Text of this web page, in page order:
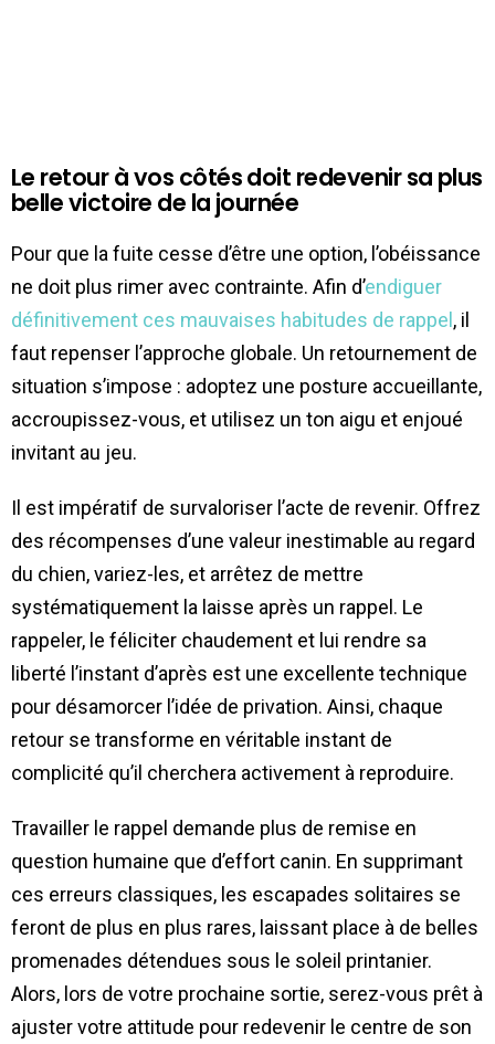
Le retour à vos côtés doit redevenir sa plus
belle victoire de la journée
Pour que la fuite cesse d’être une option, l’obéissance
ne doit plus rimer avec contrainte. Afin d’endiguer
définitivement ces mauvaises habitudes de rappel, il
faut repenser l’approche globale. Un retournement de
situation s’impose : adoptez une posture accueillante,
accroupissez-vous, et utilisez un ton aigu et enjoué
invitant au jeu.
Il est impératif de survaloriser l’acte de revenir. Offrez
des récompenses d’une valeur inestimable au regard
du chien, variez-les, et arrêtez de mettre
systématiquement la laisse après un rappel. Le
rappeler, le féliciter chaudement et lui rendre sa
liberté l’instant d’après est une excellente technique
pour désamorcer l’idée de privation. Ainsi, chaque
retour se transforme en véritable instant de
complicité qu’il cherchera activement à reproduire.
Travailler le rappel demande plus de remise en
question humaine que d’effort canin. En supprimant
ces erreurs classiques, les escapades solitaires se
feront de plus en plus rares, laissant place à de belles
promenades détendues sous le soleil printanier.
Alors, lors de votre prochaine sortie, serez-vous prêt à
ajuster votre attitude pour redevenir le centre de son